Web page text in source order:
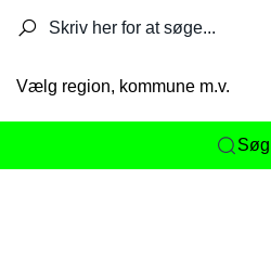
Vælg region, kommune m.v.
Søg